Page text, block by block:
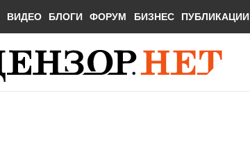
ВИДЕО БЛОГИ ФОРУМ БИЗНЕС ПУБЛИКАЦИИ